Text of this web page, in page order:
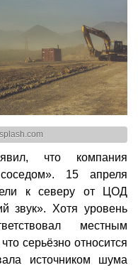
что компания
15 апреля
к северу от ЦОД
звук». Хотя уровень
местным
серьёзно относится
источником шума